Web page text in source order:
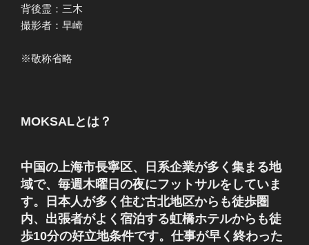
背後霊：三木
撮影者：早崎
※敬称省略
MOKSALとは？
中国の上海市長寧区、日系企業が多く集まる地
域で、毎週木曜日の夜にフットサルをしていま
す。日本人が多く住む古北地区からも徒歩圏
内、出張者がよく宿泊する虹橋ホテルからも徒
歩10分の好立地条件です。仕事が早く終わった